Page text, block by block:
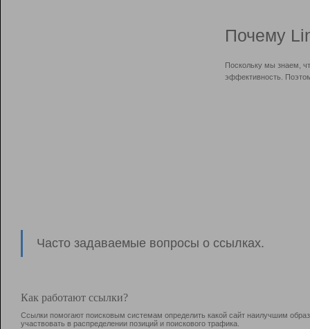
Почему
Поскольку мы знаем,
эффективность.
Часто задаваемые вопросы о ссылках.
Как работают ссылки?
Ссылки помогают поисковым системам определить какой сайт наилучшим
участвовать в раcпределении позиций и поискового трафика.